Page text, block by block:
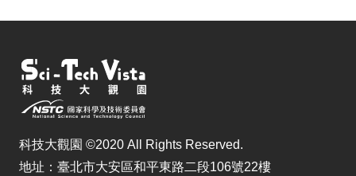
科技大觀園 ©2020 All Rights Reserved.
地址：臺北市大安區和平東路二段106號22樓